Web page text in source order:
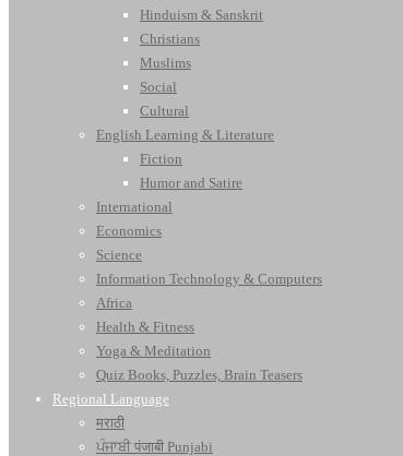
Hinduism & Sanskrit
Christians
Muslims
Social
Cultural
English Learning & Literature
Fiction
Humor and Satire
International
Economics
Science
Information Technology & Computers
Africa
Health & Fitness
Yoga & Meditation
Quiz Books, Puzzles, Brain Teasers
Regional Language
मराठी
ਪੰਜਾਬੀ पंजाबी Punjabi